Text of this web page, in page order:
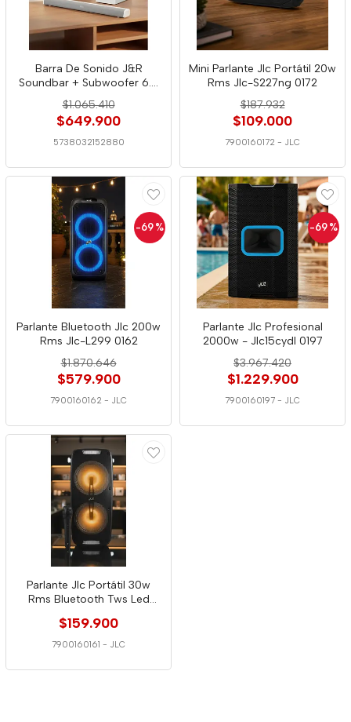
Barra De Sonido J&R
Soundbar + Subwoofer 6.5
J5288 2880
$1.065.410
$649.900
5738032152880
Mini Parlante Jlc Portátil 20w
Rms Jlc-S227ng 0172
$187.932
$109.000
7900160172 - JLC
-69 %
Parlante Bluetooth Jlc 200w
Rms Jlc-L299 0162
$1.870.646
$579.900
7900160162 - JLC
-69 %
Parlante Jlc Profesional
2000w - Jlc15cydl 0197
$3.967.420
$1.229.900
7900160197 - JLC
Parlante Jlc Portátil 30w
Rms Bluetooth Tws Led
$159.900
7900160161 - JLC